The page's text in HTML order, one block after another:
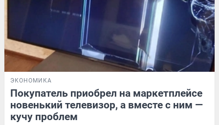
ЭКОНОМИКА
Покупатель приобрел на маркетплейсе
новенький телевизор, а вместе с ним —
кучу проблем